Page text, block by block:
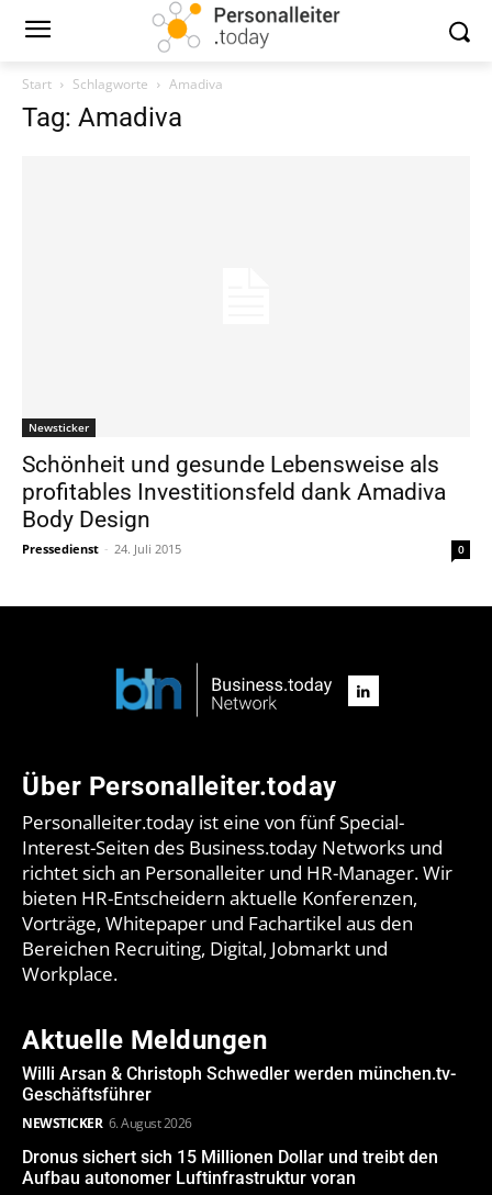
Start Schlagworte Amadiva
Tag: Amadiva
Newsticker
Schönheit und gesunde Lebensweise als
profitables Investitionsfeld dank Amadiva
Body Design
Pressedienst - 24. Juli 2015 0
Über Personalleiter.today
Personalleiter.today ist eine von fünf Special-
Interest-Seiten des Business.today Networks und
richtet sich an Personalleiter und HR-Manager. Wir
bieten HR-Entscheidern aktuelle Konferenzen,
Vorträge, Whitepaper und Fachartikel aus den
Bereichen Recruiting, Digital, Jobmarkt und
Workplace.
Aktuelle Meldungen
Willi Arsan & Christoph Schwedler werden münchen.tv-
Geschäftsführer
NEWSTICKER 6. August 2026
Dronus sichert sich 15 Millionen Dollar und treibt den
Aufbau autonomer Luftinfrastruktur voran